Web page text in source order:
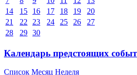
14
15 16 17 18 19
20
21
22 23 24 25 26
27
28
29 30
Календарь предстоящих
Список Месяц Неделя